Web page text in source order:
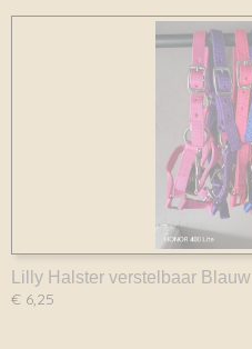
Lilly Halster verstelbaar Blauw
€ 6,25